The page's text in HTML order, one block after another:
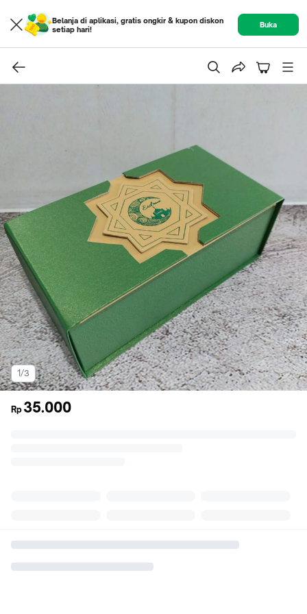
Belanja di aplikasi, gratis ongkir & kupon diskon
setiap hari!
Buka
1/3
Rp 35.000